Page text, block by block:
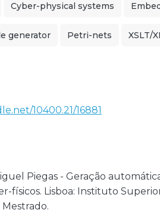
Cyber-physical systems
generator Petri-nets XSLT/
10400.21/16881
Piegas - Geração
físicos. Lisboa: Instituto